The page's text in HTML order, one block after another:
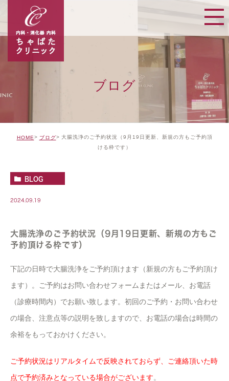
ブログ
HOME ブログ
大腸洗浄のご予約状況（9月19日更新、新規の方もご予約頂
ける枠です）
BLOG
2024.09.19
大腸洗浄のご予約状況（9月19日更新、新規の方もご
予約頂ける枠です）
下記の日時で大腸洗浄をご予約頂けます（新規の方もご予約頂け
ます）。ご予約はお問い合わせフォームまたはメール、お電話
（診療時間内）でお願い致します。初回のご予約・お問い合わせ
の場合、注意点等の説明を致しますので、お電話の場合は時間の
余裕をもっておかけください。
ご予約状況はリアルタイムで反映されておらず、ご連絡頂いた時
点で予約済みとなっている場合がございます。